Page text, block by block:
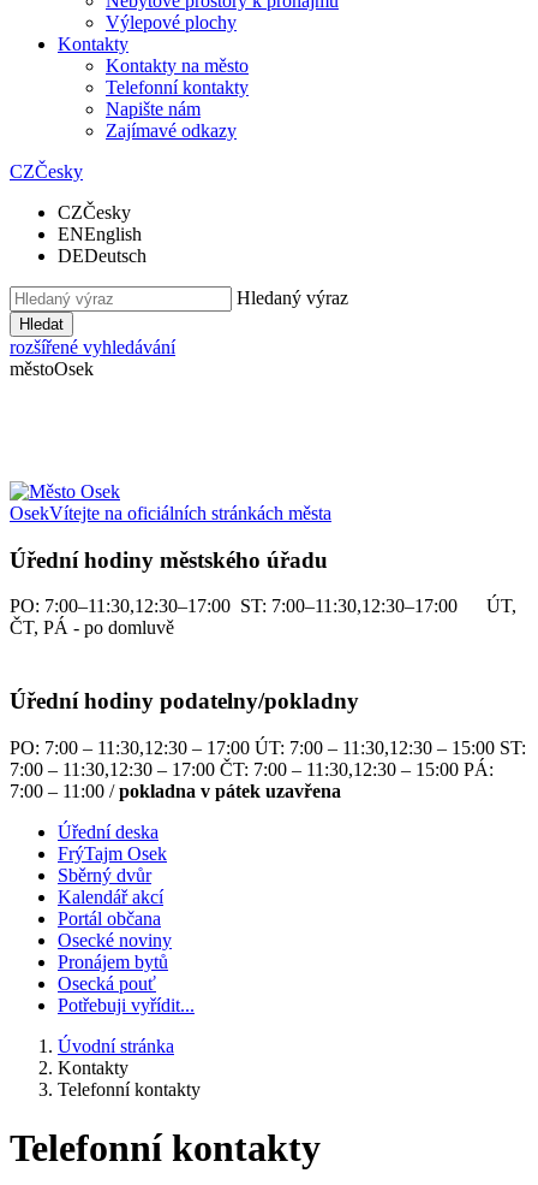
Výlepové plochy
Kontakty
Kontakty na město
Telefonní kontakty
Napište nám
Zajímavé odkazy
CZČesky
CZČesky
ENEnglish
DEDeutsch
Hledaný výraz
Hledat
rozšířené vyhledávání
městoOsek
OsekVítejte na oficiálních stránkách města
Úřední hodiny městského úřadu
PO: 7:00–11:30,12:30–17:00 ST: 7:00–11:30,12:30–17:00 ÚT,
ČT, PÁ - po domluvě
Úřední hodiny podatelny/pokladny
PO: 7:00 – 11:30,12:30 – 17:00 ÚT: 7:00 – 11:30,12:30 – 15:00 ST:
7:00 – 11:30,12:30 – 17:00 ČT: 7:00 – 11:30,12:30 – 15:00 PÁ:
7:00 – 11:00 /pokladna v pátek uzavřena
Úřední deska
FrýTajm Osek
Sběrný dvůr
Kalendář akcí
Portál občana
Osecké noviny
Pronájem bytů
Osecká pouť
Potřebuji vyřídit...
Úvodní stránka
Kontakty
Telefonní kontakty
Telefonní kontakty